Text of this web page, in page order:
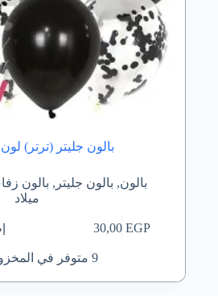
بالون جليتر (ترتر)
بالون, بالون جليتر , بالون
ميلاد
30,00EGP
9 متوفر في المخزون